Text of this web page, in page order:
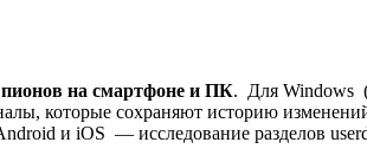
на смартфоне и ПК. Для Windows
которые сохраняют историю
и iOS — исследование разделов